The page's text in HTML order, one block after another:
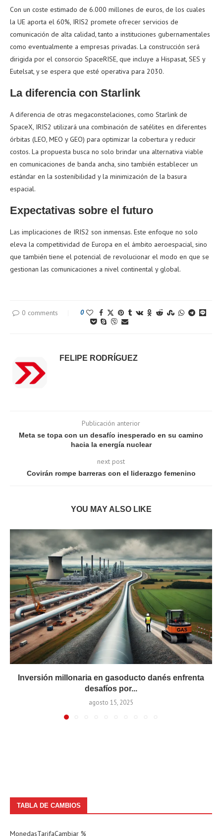
Con un coste estimado de 6.000 millones de euros, de los cuales
la UE aporta el 60%, IRIS2 promete ofrecer servicios de
comunicación de alta calidad, tanto a instituciones gubernamentales
como eventualmente a empresas privadas. La construcción será
dirigida por el consorcio SpaceRISE, que incluye a Hispasat, SES y
Eutelsat, y se espera que esté operativa para 2030.
La diferencia con Starlink
A diferencia de otras megaconstelaciones, como Starlink de
SpaceX, IRIS2 utilizará una combinación de satélites en diferentes
órbitas (LEO, MEO y GEO) para optimizar la cobertura y reducir
costos. La propuesta busca no solo brindar una alternativa viable
en comunicaciones de banda ancha, sino también establecer un
estándar en la sostenibilidad y la minimización de la basura
espacial.
Expectativas sobre el futuro
Las implicaciones de IRIS2 son inmensas. Este enfoque no solo
eleva la competitividad de Europa en el ámbito aeroespacial, sino
que también tiene el potencial de revolucionar el modo en que se
gestionan las comunicaciones a nivel continental y global.
0 comments 0
FELIPE RODRÍGUEZ
Publicación anterior
Meta se topa con un desafío inesperado en su camino
hacia la energía nuclear
next post
Covirán rompe barreras con el liderazgo femenino
YOU MAY ALSO LIKE
Inversión millonaria en gasoducto danés enfrenta
desafíos por...
agosto 15, 2025
TABLA DE CAMBIOS
MonedasTarifaCambiar %